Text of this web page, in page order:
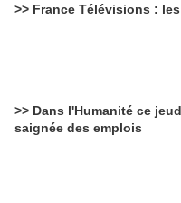
>> France Télévisions :
>> Dans l'Humanité ce
saignée des emplois